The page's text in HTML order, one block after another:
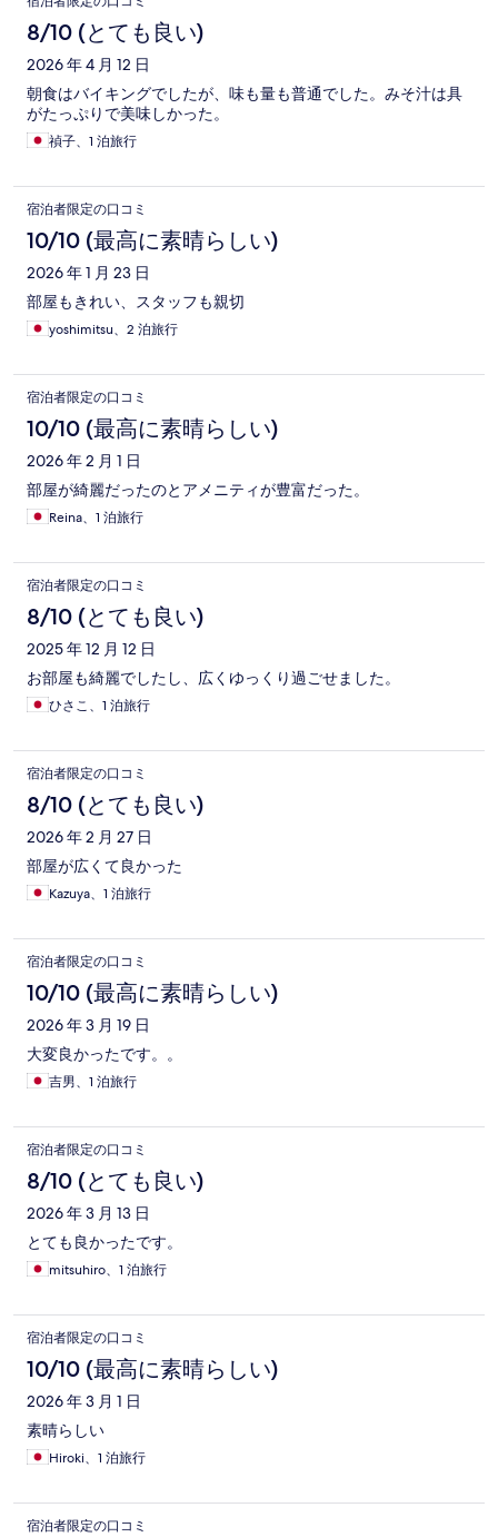
8/10 (とても良い)
2026 年 4 月 12 日
朝食はバイキングでしたが、味も量も普通でした。みそ汁は具
がたっぷりで美味しかった。
禎子、1 泊旅行
宿泊者限定の口コミ
10/10 (最高に素晴らしい)
2026 年 1 月 23 日
部屋もきれい、スタッフも親切
yoshimitsu、2 泊旅行
宿泊者限定の口コミ
10/10 (最高に素晴らしい)
2026 年 2 月 1 日
部屋が綺麗だったのとアメニティが豊富だった。
Reina、1 泊旅行
宿泊者限定の口コミ
8/10 (とても良い)
2025 年 12 月 12 日
お部屋も綺麗でしたし、広くゆっくり過ごせました。
ひさこ、1 泊旅行
宿泊者限定の口コミ
8/10 (とても良い)
2026 年 2 月 27 日
部屋が広くて良かった
Kazuya、1 泊旅行
宿泊者限定の口コミ
10/10 (最高に素晴らしい)
2026 年 3 月 19 日
大変良かったです。。
吉男、1 泊旅行
宿泊者限定の口コミ
8/10 (とても良い)
2026 年 3 月 13 日
とても良かったです。
mitsuhiro、1 泊旅行
宿泊者限定の口コミ
10/10 (最高に素晴らしい)
2026 年 3 月 1 日
素晴らしい
Hiroki、1 泊旅行
宿泊者限定の口コミ